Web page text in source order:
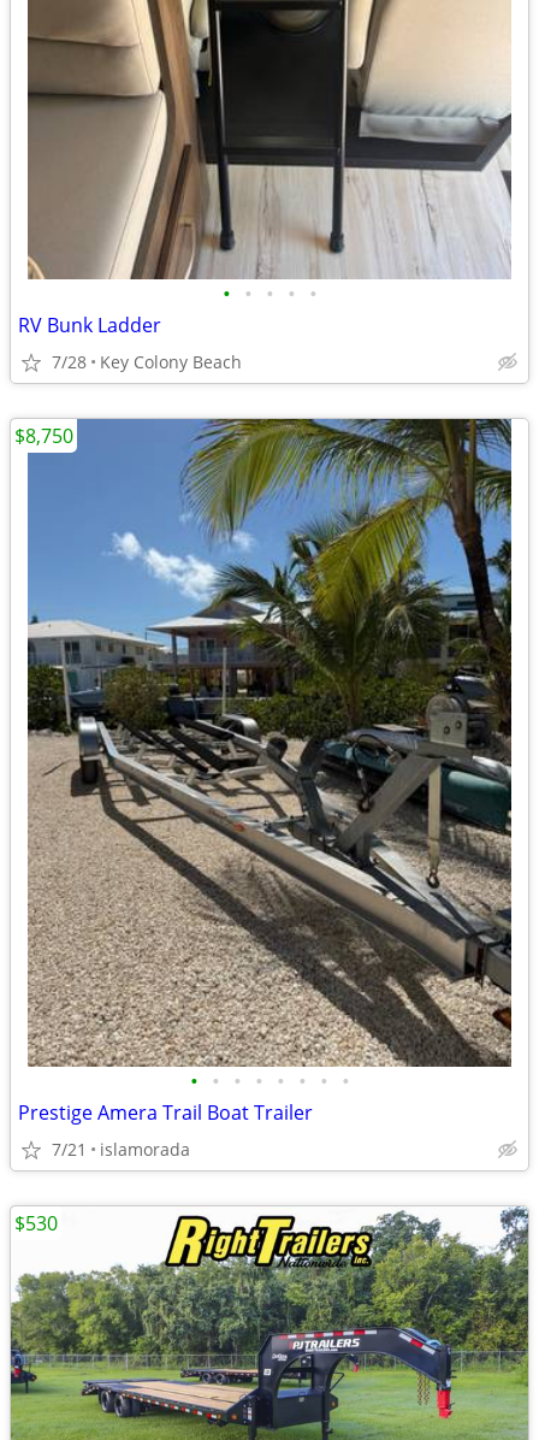
• • • • •
RV Bunk Ladder
7/28 Key Colony Beach
• • • • • • • •
Prestige Amera Trail Boat Trailer
7/21 islamorada
$8,750
$530